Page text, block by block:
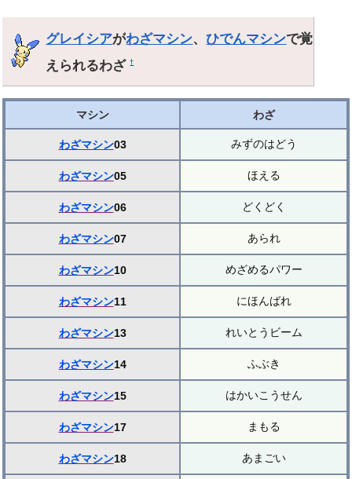
グレイシアがわざマシン、ひでんマシンで覚
えられるわざ†
マシン わざ
わざマシン03 みずのはどう
わざマシン05 ほえる
わざマシン06 どくどく
わざマシン07 あられ
わざマシン10 めざめるパワー
わざマシン11 にほんばれ
わざマシン13 れいとうビーム
わざマシン14 ふぶき
わざマシン15 はかいこうせん
わざマシン17 まもる
わざマシン18 あまごい